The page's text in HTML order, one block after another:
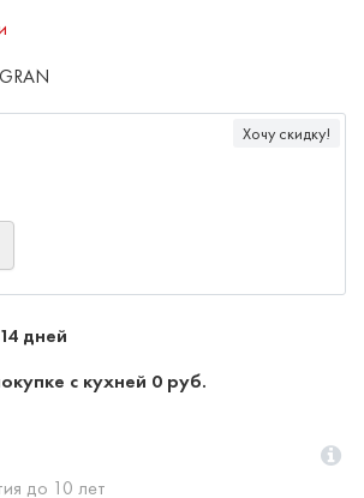
Хочу скидку!
дней
с кухней 0 руб.
до 10 лет